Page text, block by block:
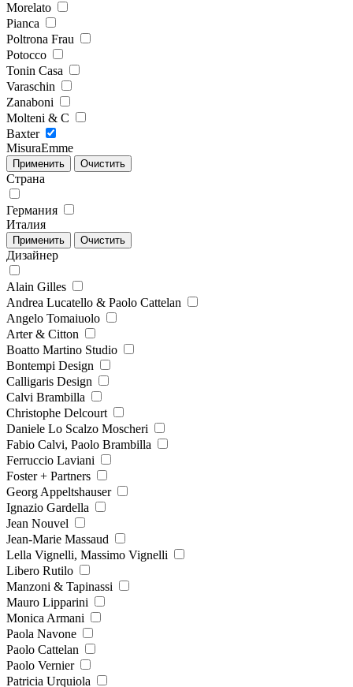
Morelato
Pianca
Poltrona Frau
Potocco
Tonin Casa
Varaschin
Zanaboni
Molteni & C
Baxter
MisuraEmme
Страна
Германия
Италия
Дизайнер
Alain Gilles
Andrea Lucatello & Paolo Cattelan
Angelo Tomaiuolo
Arter & Citton
Boatto Martino Studio
Bontempi Design
Calligaris Design
Calvi Brambilla
Christophe Delcourt
Daniele Lo Scalzo Moscheri
Fabio Calvi, Paolo Brambilla
Ferruccio Laviani
Foster + Partners
Georg Appeltshauser
Ignazio Gardella
Jean Nouvel
Jean-Marie Massaud
Lella Vignelli, Massimo Vignelli
Libero Rutilo
Manzoni & Tapinassi
Mauro Lipparini
Monica Armani
Paola Navone
Paolo Cattelan
Paolo Vernier
Patricia Urquiola